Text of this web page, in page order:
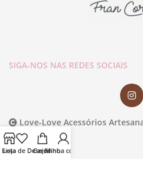
SIGA-NOS NAS REDES SOCIAIS
Love-Love Acessórios
Reservados.
Loja
Lista de Desejos
Carrinho
Minha conta